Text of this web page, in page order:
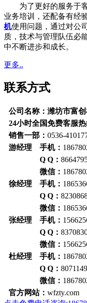
为了更好的服务于客
业务培训，还配备有经
机使用问题，通过对公
质，技术与管理队伍必
中不断进步和成长。
更多..
联系方式
公司名称：潍坊市富
24小时全国免费客服热
销售一部： 0536-
游经理 手机：
Q Q：
微信：
徐经理 手机：
Q Q：
微信：
张经理 手机：
Q Q：
微信：
杜经理 手机：
Q Q：
微信：
官方网站： wfzty.com